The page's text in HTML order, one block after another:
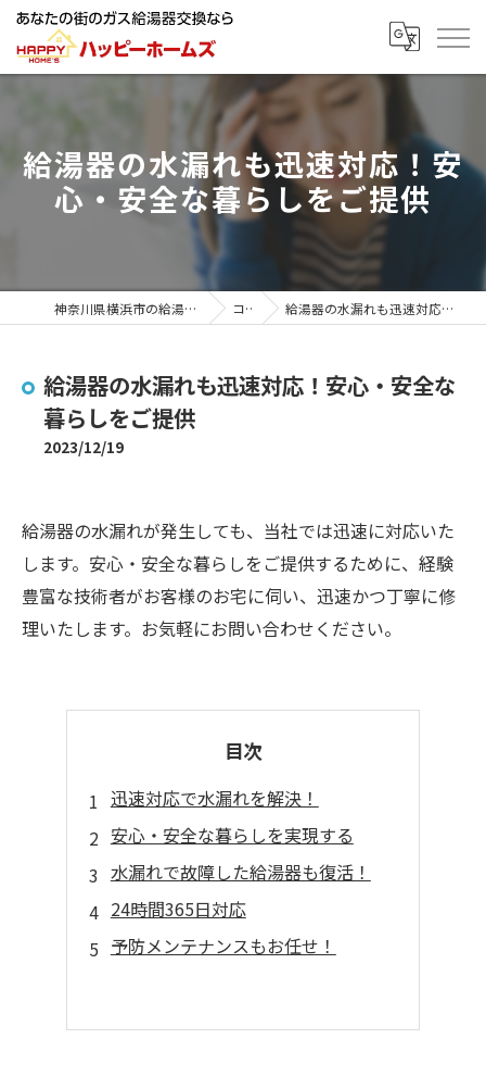
給湯器の水漏れも迅速対応！安
心・安全な暮らしをご提供
神奈川県横浜市の給湯器ならハッピーホームズ コラム 給湯器の水漏れも迅速対応！安心・安全な暮らしをご提供
給湯器の水漏れも迅速対応！安心・安全な
暮らしをご提供
2023/12/19
給湯器の水漏れが発生しても、当社では迅速に対応いた
します。安心・安全な暮らしをご提供するために、経験
豊富な技術者がお客様のお宅に伺い、迅速かつ丁寧に修
理いたします。お気軽にお問い合わせください。
目次
迅速対応で水漏れを解決！
安心・安全な暮らしを実現する
水漏れで故障した給湯器も復活！
24時間365日対応
予防メンテナンスもお任せ！